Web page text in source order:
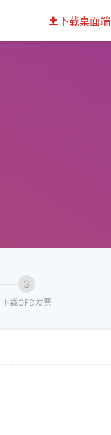
下载桌面端
3
下载OFD发票